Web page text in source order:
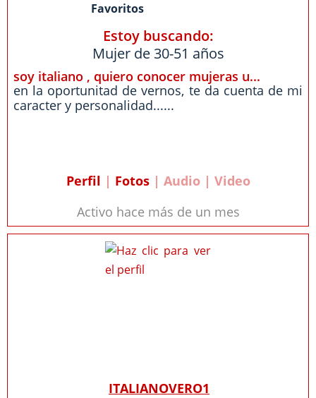
Favoritos
Estoy buscando:
Mujer de 30-51 años
soy italiano , quiero conocer mujeras u...
en la oportunitad de vernos, te da cuenta de mi
caracter y personalidad......
Perfil | Fotos| Audio | Video
Activo hace más de un mes
ITALIANOVERO1